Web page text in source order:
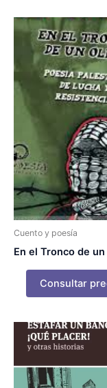
Cuento y poesía
En el Tronco de
Consultar